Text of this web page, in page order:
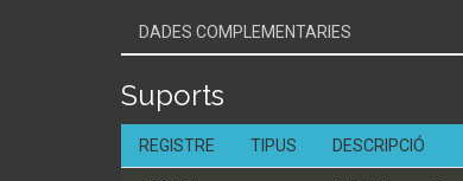
DADES COMPLEMENTARIES
Suports
REGISTRE TIPUS DESCRIPCIÓ